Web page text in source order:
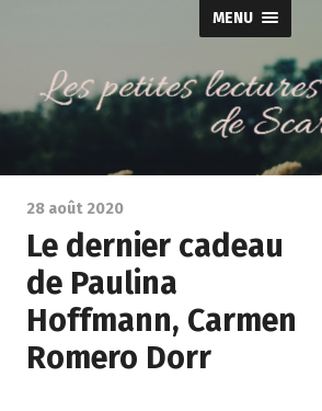
MENU
28 août 2020
Le dernier cadeau
de Paulina
Hoffmann, Carmen
Romero Dorr